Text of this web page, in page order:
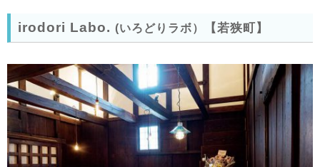
irodori Labo. (いろどりラボ） 【若狭町】